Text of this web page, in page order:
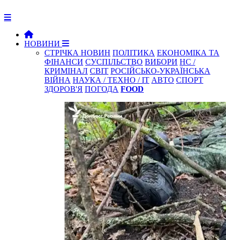
НОВИНИ
СТРІЧКА НОВИН ПОЛІТИКА ЕКОНОМІКА ТА
ФІНАНСИ СУСПІЛЬСТВО ВИБОРИ НС /
КРИМІНАЛ СВІТ РОСІЙСЬКО-УКРАЇНСЬКА
ВІЙНА НАУКА / ТЕХНО / IT АВТО СПОРТ
ЗДОРОВ'Я ПОГОДА FOOD